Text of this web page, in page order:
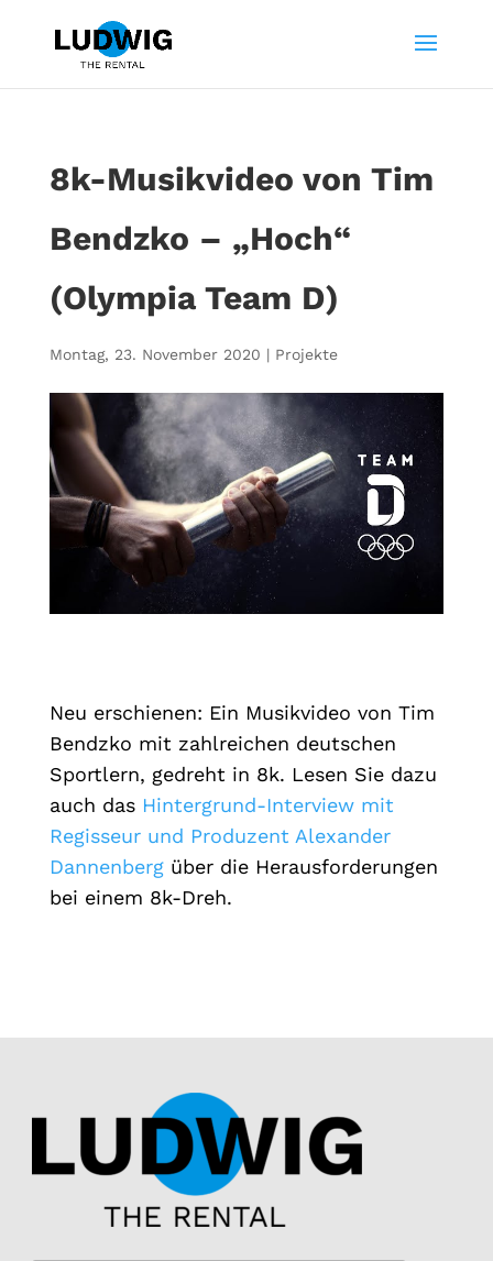
8k-Musikvideo von Tim
Bendzko – „Hoch“
(Olympia Team D)
Montag, 23. November 2020 | Projekte
Neu erschienen: Ein Musikvideo von Tim
Bendzko mit zahlreichen deutschen
Sportlern, gedreht in 8k. Lesen Sie dazu
auch das Hintergrund-Interview mit
Regisseur und Produzent Alexander
Dannenbergüber die Herausforderungen
bei einem 8k-Dreh.